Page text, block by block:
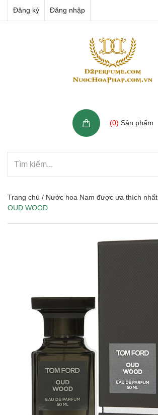
Đăng ký Đăng nhập
(0) Sản phẩm
Trang chủ / Nước hoa Nam được ưa thích nhất
OUD WOOD